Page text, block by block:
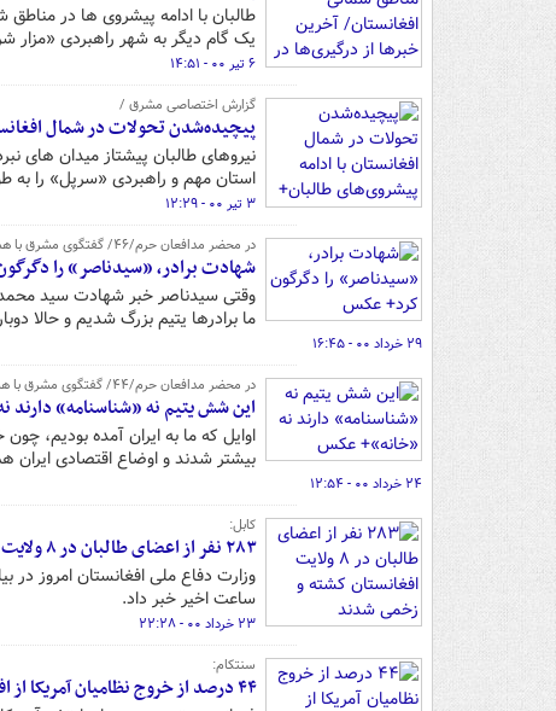
یک گام دیگر به شهر راهبردی «مزار
۶ تیر ۰۰ - ۱۴:۵۱
گزارش اختصاصی مشرق /
پیچیده‌شدن تحولات در شمال
نیروهای طالبان پیشتاز میدان های
استان مهم و راهبردی «سرپل» را به
۳ تیر ۰۰ - ۱۲:۲۹
در محضر مدافعان حرم/۴۶/ گفتگوی مشرق با همسر شهیدان سیدمحمد و سیدناصر سجادی / قسمت سوم و آخر
شهادت برادر، «سیدناصر» را
وقتی سیدناصر خبر شهادت سید
ما برادرها یتیم بزرگ شدیم و حالا
۲۹ خرداد ۰۰ - ۱۶:۴۵
در محضر مدافعان حرم/۴۴/ گفتگوی مشرق با همسر شهید فاطمیون، سیدمحمد سجادی / قسمت اول
این شش یتیم نه «شناسنامه»
اوایل که ما به ایران آمده بودیم،
بیشتر شدند و اوضاع اقتصادی
۲۴ خرداد ۰۰ - ۱۲:۵۴
کابل:‌
۲۸۳ نفر از اعضای طالبان در ۸ ولایت افغانستان کشته و زخمی شدند
ساعت اخیر خبر داد.
۲۳ خرداد ۰۰ - ۲۲:۲۸
سنتکام:
۴۴ درصد از خروج نظامیان آمریکا از افغانستان تکمیل شد